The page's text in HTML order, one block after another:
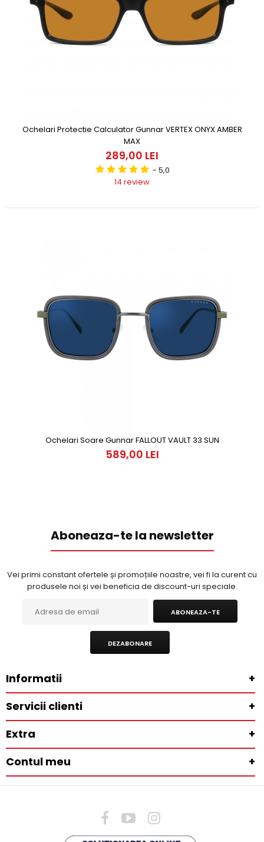
Ochelari Protectie Calculator Gunnar VERTEX ONYX AMBER
MAX
289,00 LEI
- 5,0
14 review
Ochelari Soare Gunnar FALLOUT VAULT 33 SUN
589,00 LEI
Aboneaza-te la newsletter
Vei primi constant ofertele și promoțiile noastre, vei fi la curent cu
produsele noi și vei beneficia de discount-uri speciale.
ABONEAZA-TE
DEZABONARE
Informatii
+
Servicii clienti
+
Extra
+
Contul meu
+